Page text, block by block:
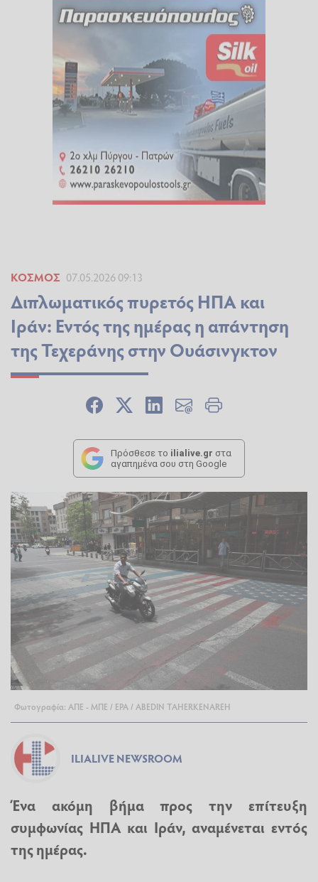
ΚΌΣΜΟΣ 07.05.2026 09:13
Διπλωματικός πυρετός ΗΠΑ και
Ιράν: Εντός της ημέρας η απάντηση
της Τεχεράνης στην Ουάσινγκτον
Πρόσθεσε το ilialive.gr στα
αγαπημένα σου στη Google
Φωτογραφία: ΑΠΕ - ΜΠΕ / EPA / ABEDIN TAHERKENAREH
ILIALIVE NEWSROOM
Ένα ακόμη βήμα προς την επίτευξη
συμφωνίας ΗΠΑ και Ιράν, αναμένεται εντός
της ημέρας.